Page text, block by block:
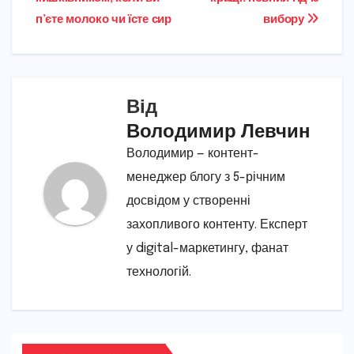
записів
вибору
п’єте молоко чи їсте сир
Від
Володимир Левчин
Володимир — контент-
менеджер блогу з 5-річним
досвідом у створенні
захопливого контенту. Експерт
у digital-маркетингу, фанат
технологій.